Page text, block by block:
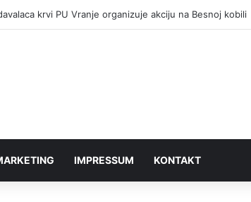
krvi PU Vranje organizuje akciju na Besnoj kobili
IMPRESSUM KONTAKT